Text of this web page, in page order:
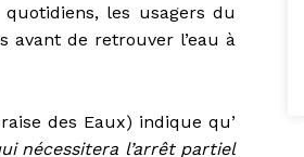
les usagers du
avant de retrouver l’eau à
des Eaux) indique qu’
nécessitera l’arrêt partiel